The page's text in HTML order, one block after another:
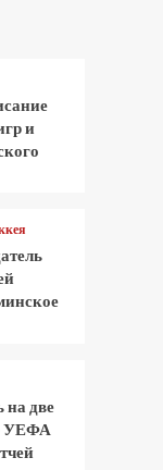
и
на две
УЕФА